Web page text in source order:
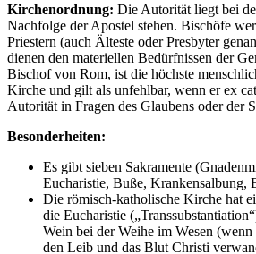
Kirchenordnung: Die Autorität liegt bei
Nachfolge der Apostel stehen. Bischöfe
Priestern (auch Älteste oder Presbyter
dienen den materiellen Bedürfnissen der
Bischof von Rom, ist die höchste
Kirche und gilt als unfehlbar, wenn er ex
Autorität in Fragen des Glaubens oder der
Besonderheiten:
Es gibt sieben Sakramente
Eucharistie, Buße, Krankensalbung,
Die römisch-katholische Kirche hat
die Eucharistie
Wein bei der Weihe im Wesen
den Leib und das Blut Christi